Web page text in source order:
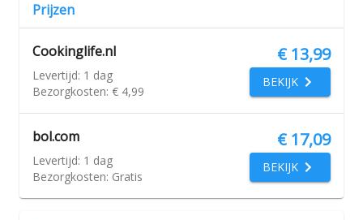
Prijzen
Cookinglife.nl € 13,99
BEKIJK
Levertijd: 1 dag
Bezorgkosten: € 4,99
bol.com € 17,09
BEKIJK
Levertijd: 1 dag
Bezorgkosten: Gratis